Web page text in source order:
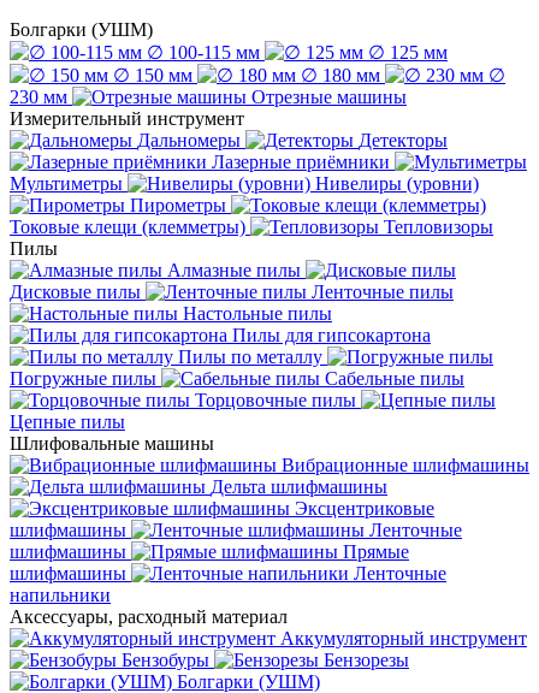
Болгарки (УШМ)
∅ 100-115 мм
∅ 125 мм
∅ 150 мм
∅ 180 мм
∅
230 мм
Отрезные машины
Измерительный инструмент
Дальномеры
Детекторы
Лазерные приёмники
Мультиметры
Нивелиры (уровни)
Пирометры
Токовые клещи (клемметры)
Тепловизоры
Пилы
Алмазные пилы
Дисковые пилы
Ленточные пилы
Настольные пилы
Пилы для гипсокартона
Пилы по металлу
Погружные пилы
Сабельные пилы
Торцовочные пилы
Цепные пилы
Шлифовальные машины
Вибрационные шлифмашины
Дельта шлифмашины
Эксцентриковые
шлифмашины
Ленточные
шлифмашины
Прямые
шлифмашины
Ленточные
напильники
Аксессуары, расходный материал
Аккумуляторный инструмент
Бензобуры
Бензорезы
Болгарки (УШМ)